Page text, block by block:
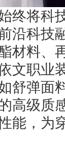
将科技
沿科技
材料、
文职业
舒弹面
高级质
能，为